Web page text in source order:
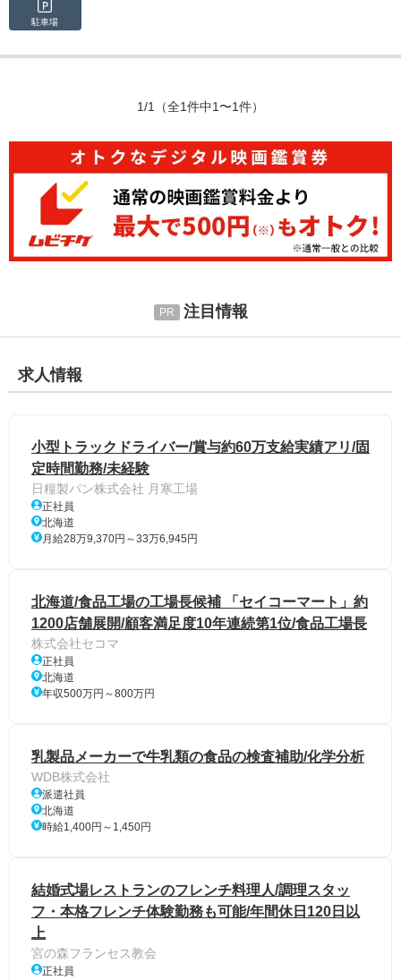
駐車場
1/1 （全1件中1〜1件）
注目情報
求人情報
小型トラックドライバー/賞与約60万支給実績アリ/固
定時間勤務/未経験
日糧製パン株式会社 月寒工場
正社員
北海道
月給28万9,370円～33万6,945円
北海道/食品工場の工場長候補 「セイコーマート」約
1200店舗展開/顧客満足度10年連続第1位/食品工場長
株式会社セコマ
正社員
北海道
年収500万円～800万円
乳製品メーカーで牛乳類の食品の検査補助/化学分析
WDB株式会社
派遣社員
北海道
時給1,400円～1,450円
結婚式場レストランのフレンチ料理人/調理スタッ
フ・本格フレンチ体験勤務も可能/年間休日120日以
上
宮の森フランセス教会
正社員